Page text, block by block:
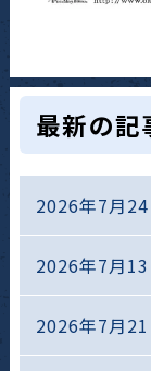
最新の記
2026年7月
2026年7月
2026年7月